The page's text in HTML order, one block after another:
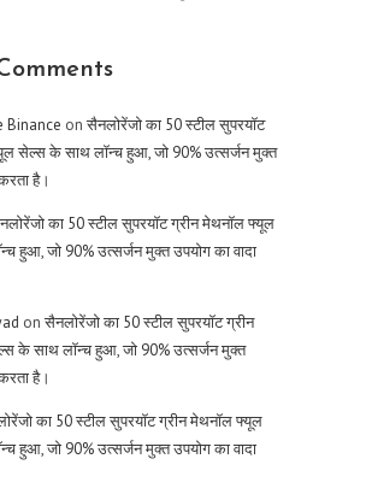
Binance onसैनलोरेंजो का 50 स्टील सुपरयॉट
सेल्स के साथ लॉन्च हुआ, जो 90% उत्सर्जन मुक्त
है।
का 50 स्टील सुपरयॉट ग्रीन मेथनॉल फ्यूल
हुआ, जो 90% उत्सर्जन मुक्त उपयोग का वादा
onसैनलोरेंजो का 50 स्टील सुपरयॉट ग्रीन
के साथ लॉन्च हुआ, जो 90% उत्सर्जन मुक्त
है।
का 50 स्टील सुपरयॉट ग्रीन मेथनॉल फ्यूल
हुआ, जो 90% उत्सर्जन मुक्त उपयोग का वादा